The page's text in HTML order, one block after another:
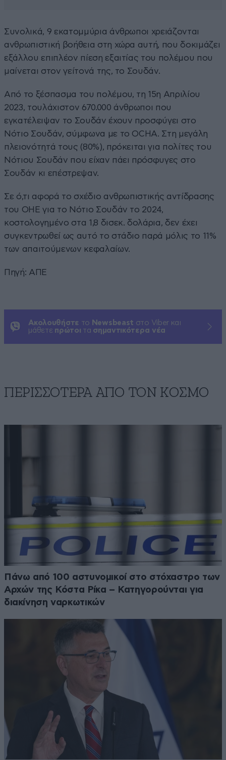
Συνολικά, 9 εκατομμύρια άνθρωποι χρειάζονται
ανθρωπιστική βοήθεια στη χώρα αυτή, που δοκιμάζει
εξάλλου επιπλέον πίεση εξαιτίας του πολέμου που
μαίνεται στον γείτονά της, το Σουδάν.
Από το ξέσπασμα του πολέμου, τη 15η Απριλίου
2023, τουλάχιστον 670.000 άνθρωποι που
εγκατέλειψαν το Σουδάν έχουν προσφύγει στο
Νότιο Σουδάν, σύμφωνα με το OCHA. Στη μεγάλη
πλειονότητά τους (80%), πρόκειται για πολίτες του
Νότιου Σουδάν που είχαν πάει πρόσφυγες στο
Σουδάν κι επέστρεψαν.
Σε ό,τι αφορά το σχέδιο ανθρωπιστικής αντίδρασης
του ΟΗΕ για το Νότιο Σουδάν το 2024,
κοστολογημένο στα 1,8 δισεκ. δολάρια, δεν έχει
συγκεντρωθεί ως αυτό το στάδιο παρά μόλις το 11%
των απαιτούμενων κεφαλαίων.
Πηγή: ΑΠΕ
Ακολουθήστε το Newsbeast στο Viber και
μάθετε πρώτοι τα σημαντικότερα νέα
ΠΕΡΙΣΣΟΤΕΡΑ ΑΠΟ ΤΟΝ ΚΟΣΜΟ
Πάνω από 100 αστυνομικοί στο στόχαστρο των
Αρχών της Κόστα Ρίκα – Κατηγορούνται για
διακίνηση ναρκωτικών